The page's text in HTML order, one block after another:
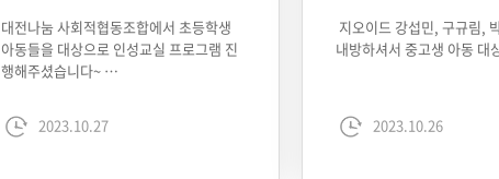
대전나눔 사회적협동조합에서 초등학생
아동들을 대상으로 인성교실 프로그램 진
행해주셨습니다~ …
2023.10.27
지오이드 강섭민, 구규림,
내방하셔서 중고생 아동
2023.10.26